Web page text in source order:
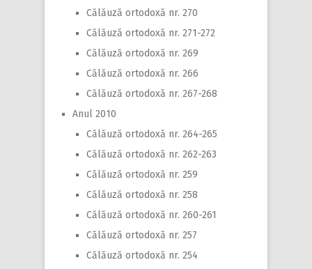
Călăuză ortodoxă nr. 270
Călăuză ortodoxă nr. 271-272
Călăuză ortodoxă nr. 269
Călăuză ortodoxă nr. 266
Călăuză ortodoxă nr. 267-268
Anul 2010
Călăuză ortodoxă nr. 264-265
Călăuză ortodoxă nr. 262-263
Călăuză ortodoxă nr. 259
Călăuză ortodoxă nr. 258
Călăuză ortodoxă nr. 260-261
Călăuză ortodoxă nr. 257
Călăuză ortodoxă nr. 254